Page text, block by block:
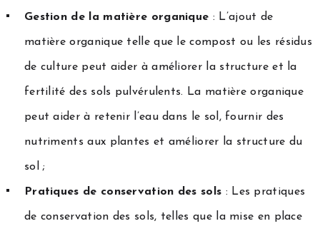
Gestion de la matière organique : L’ajout de
matière organique telle que le compost ou les résidus
de culture peut aider à améliorer la structure et la
fertilité des sols pulvérulents. La matière organique
peut aider à retenir l’eau dans le sol, fournir des
nutriments aux plantes et améliorer la structure du
sol ;
Pratiques de conservation des sols : Les pratiques
de conservation des sols, telles que la mise en place